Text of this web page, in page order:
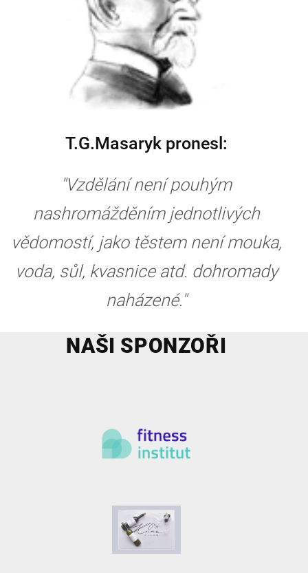
T.G.Masaryk pronesl:
"Vzdělání není pouhým
nashromážděním jednotlivých
vědomostí, jako těstem není mouka,
voda, sůl, kvasnice atd. dohromady
naházené."
NAŠI SPONZOŘI